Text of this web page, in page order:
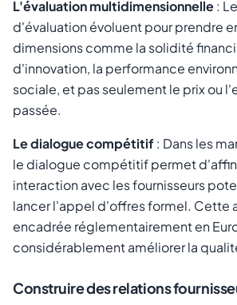
L'évaluation multidimensionnelle:
d'évaluation évoluent pour prendre
dimensions comme la solidité
d'innovation, la performance
sociale, et pas seulement le prix ou
passée.
Le dialogue compétitif : Dans les
le dialogue compétitif permet
interaction avec les fournisseurs
lancer l'appel d'offres formel. Cette
encadrée réglementairement en
considérablement améliorer la
Construire des relations